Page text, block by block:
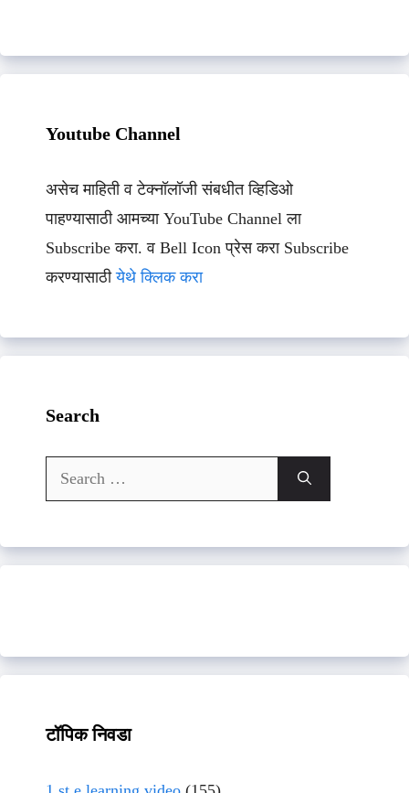
Youtube Channel
असेच माहिती व टेक्नॉलॉजी संबधीत व्हिडिओ
पाहण्यासाठी आमच्या YouTube Channel ला
Subscribe करा. व Bell Icon प्रेस करा Subscribe
करण्यासाठीयेथे क्लिक करा
Search
Search
for:
टॉपिक निवडा